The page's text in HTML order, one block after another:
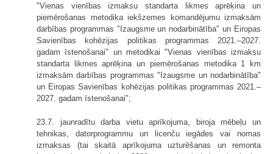
"Vienas vienības izmaksu standarta likmes aprēķina un
piemērošanas metodika iekšzemes komandējumu izmaksām
darbības programmas "Izaugsme un nodarbinātība" un Eiropas
Savienības kohēzijas politikas programmas 2021.–2027.
gadam īstenošanai" un metodikai "Vienas vienības izmaksu
standarta likmes aprēķina un piemērošanas metodika 1 km
izmaksām darbības programmas "Izaugsme un nodarbinātība"
un Eiropas Savienības kohēzijas politikas programmas 2021.–
2027. gadam īstenošanai";
23.7. jaunradītu darba vietu aprīkojuma, biroja mēbeļu un
tehnikas, datorprogrammu un licenču iegādes vai nomas
izmaksas (tai skaitā aprīkojuma uzturēšanas un remonta